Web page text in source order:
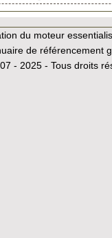
du moteur
de référencement
- 2025 - Tous droits